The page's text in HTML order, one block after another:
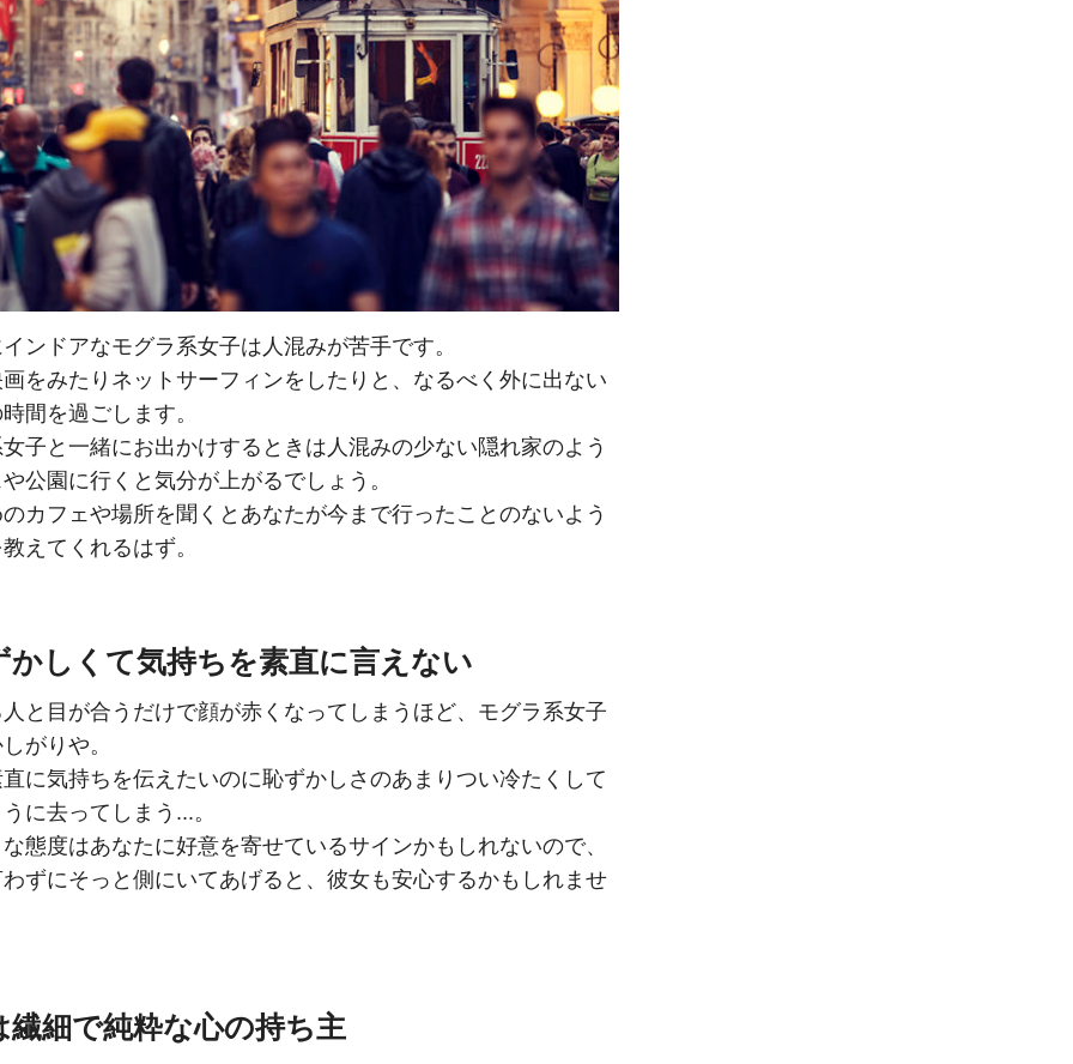
ンドアなモグラ系女子は人混みが苦手です。
をみたりネットサーフィンをしたりと、なるべく外に出ない
間を過ごします。
子と一緒にお出かけするときは人混みの少ない隠れ家のよう
公園に行くと気分が上がるでしょう。
カフェや場所を聞くとあなたが今まで行ったことのないよう
えてくれるはず。
かしくて気持ちを素直に言えない
と目が合うだけで顔が赤くなってしまうほど、モグラ系女子
がりや。
に気持ちを伝えたいのに恥ずかしさのあまりつい冷たくして
に去ってしまう...。
態度はあなたに好意を寄せているサインかもしれないので、
ずにそっと側にいてあげると、彼女も安心するかもしれませ
繊細で純粋な心の持ち主